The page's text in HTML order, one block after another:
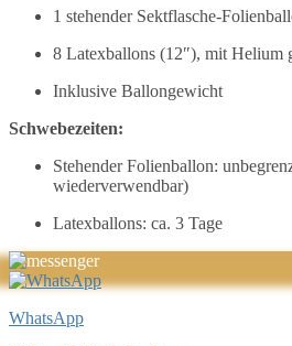
1 stehender Sektflasche-
8 Latexballons (12″), mit Helium
Inklusive Ballongewicht
Schwebezeiten:
Stehender Folienballon:
wiederverwendbar)
Latexballons: ca. 3 Tage
WhatsApp